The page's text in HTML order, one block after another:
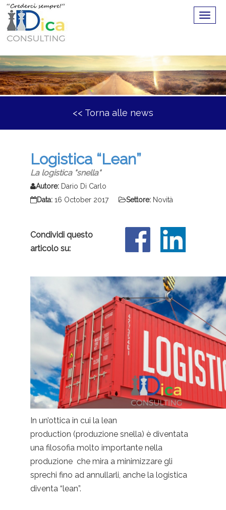
<< Torna alle news
Logistica “Lean”
La logistica "snella"
Autore: Dario Di Carlo
Data: 16 October 2017 Settore: Novità
Condividi questo
articolo su:
In un’ottica in cui la lean
production (produzione snella) è diventata
una filosofia molto importante nella
produzione che mira a minimizzare gli
sprechi fino ad annullarli, anche la logistica
diventa “lean”.